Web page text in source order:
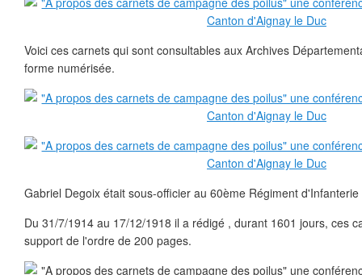
Voici ces carnets qui sont consultables aux Archives
forme numérisée.
Gabriel Degoix était sous-officier au 60ème Régiment
Du 31/7/1914 au 17/12/1918 il a rédigé , durant 1601 jours, ces
support de l'ordre de 200 pages.